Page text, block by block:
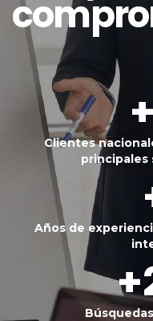
Clientes
principales
Años de